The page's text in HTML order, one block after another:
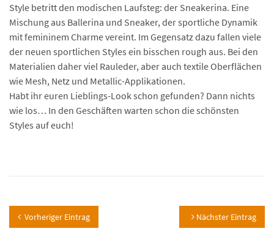
Style betritt den modischen Laufsteg: der Sneakerina. Eine
Mischung aus Ballerina und Sneaker, der sportliche Dynamik
mit femininem Charme vereint. Im Gegensatz dazu fallen viele
der neuen sportlichen Styles ein bisschen rough aus. Bei den
Materialien daher viel Rauleder, aber auch textile Oberflächen
wie Mesh, Netz und Metallic-Applikationen.
Habt ihr euren Lieblings-Look schon gefunden? Dann nichts
wie los… In den Geschäften warten schon die schönsten
Styles auf euch!
Vorheriger Eintrag Nächster Eintrag